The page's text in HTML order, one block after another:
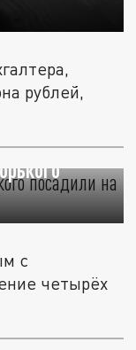
рублей,
с
четырёх